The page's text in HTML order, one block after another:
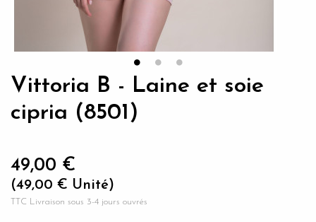
Vittoria B - Laine et soie
cipria (8501)
49,00 €
(49,00 € Unité)
TTC Livraison sous 3-4 jours ouvrés